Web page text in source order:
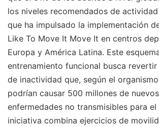
los niveles recomendados de
que ha impulsado la implementación
Like To Move It Move It en centros
Europa y América Latina. Este
entrenamiento funcional busca
de inactividad que, según el
podrían causar 500 millones de
enfermedades no transmisibles para
iniciativa combina ejercicios de